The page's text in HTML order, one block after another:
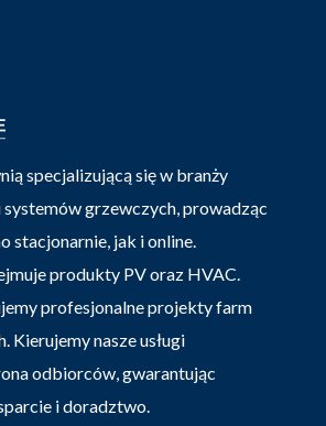
specjalizującą się w branży
grzewczych, prowadząc
stacjonarnie, jak i online.
produkty PV oraz HVAC.
profesjonalne projekty farm
Kierujemy nasze usługi
odbiorców, gwarantując
i doradztwo.